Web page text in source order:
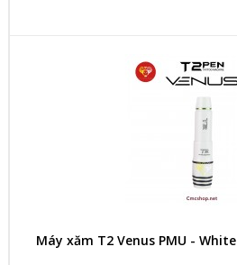
Máy xăm T2 Venus PMU - White